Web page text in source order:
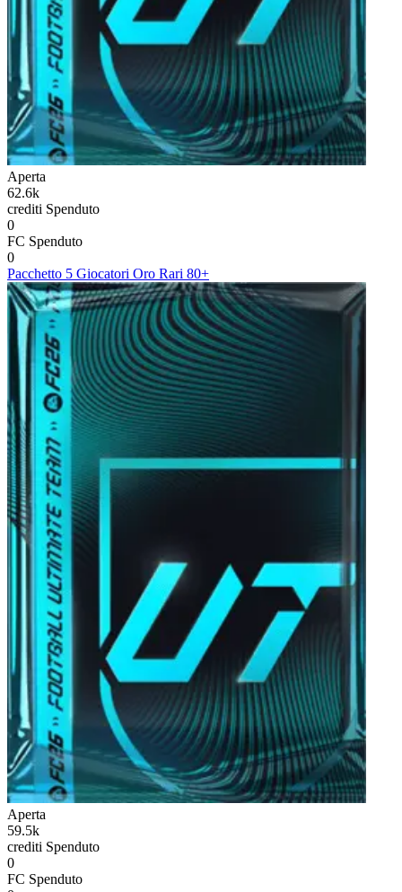
Aperta
62.6k
crediti Spenduto
0
FC Spenduto
0
Pacchetto 5 Giocatori Oro Rari 80+
Aperta
59.5k
crediti Spenduto
0
FC Spenduto